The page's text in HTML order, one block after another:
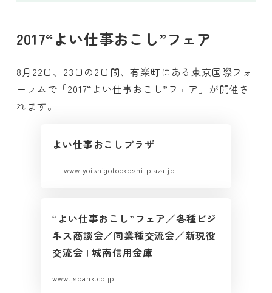
2017“よい仕事おこし”フェア
8月22日、23日の2日間、有楽町にある東京国際フォ
ーラムで「2017“よい仕事おこし”フェア」が開催さ
れます。
よい仕事おこしプラザ
www.yoishigotookoshi-plaza.jp
“よい仕事おこし”フェア／各種ビジ
ネス商談会／同業種交流会／新現役
交流会 | 城南信用金庫
www.jsbank.co.jp